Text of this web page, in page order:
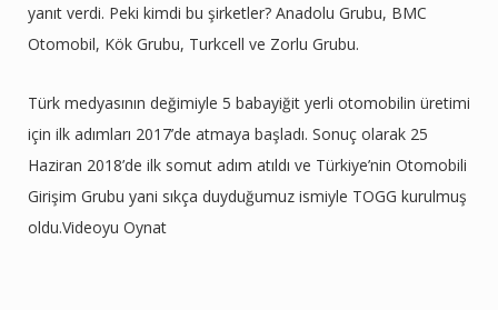
yanıt verdi. Peki kimdi bu şirketler? Anadolu Grubu, BMC
Otomobil, Kök Grubu, Turkcell ve Zorlu Grubu.
Türk medyasının değimiyle 5 babayiğit yerli otomobilin üretimi
için ilk adımları 2017’de atmaya başladı. Sonuç olarak 25
Haziran 2018’de ilk somut adım atıldı ve Türkiye’nin Otomobili
Girişim Grubu yani sıkça duyduğumuz ismiyle TOGG kurulmuş
oldu.Videoyu Oynat